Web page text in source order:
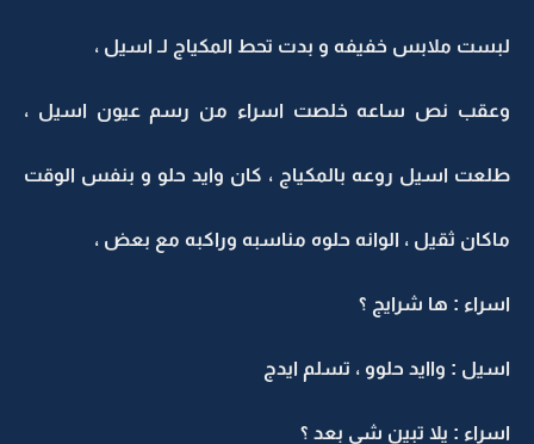
لبست ملابس خفيفه و بدت تحط المكياج لـ اسيل ،
وعقب نص ساعه خلصت اسراء من رسم عيون اسيل ،
طلعت اسيل روعه بالمكياج ، كان وايد حلو و بنفس الوقت
ماكان ثقيل ، الوانه حلوه مناسبه وراكبه مع بعض ،
اسراء : ها شرايج ؟
اسيل : واايد حلوو ، تسلم ايدج
اسراء : يلا تبين شي بعد ؟